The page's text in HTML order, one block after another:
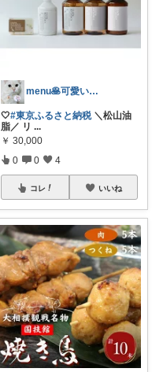
menu🥞可愛い🌼美味しい🍴便利☘
🤍#東京ふるさと納税＼松山油
脂／ リ ...
￥ 30,000
0 0 4
コレ いいね